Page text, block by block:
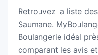
Retrouvez la liste
Saumane.
Boulangerie idéal
comparant les avis